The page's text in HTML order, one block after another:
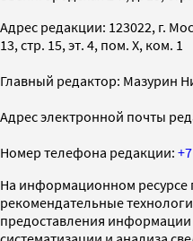
Адрес редакции: 123022, г.
13, стр. 15, эт. 4, пом. X, ком. 1
Главный редактор: Мазурин
Адрес электронной почты
Номер телефона редакции:
На информационном ресурсе
рекомендательные
предоставления информации